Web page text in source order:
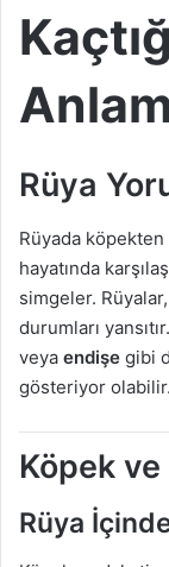
Rüya
Rüyada köpekten
hayatında
simgeler.
durumları
veya endişe gibi
gösteriyor olabilir.
Köpek
Rüya